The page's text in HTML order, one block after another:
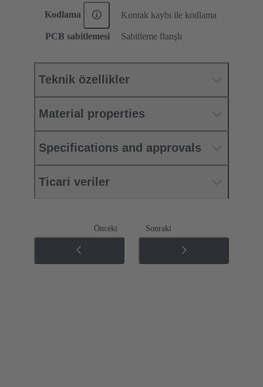
Kodlama Kontak kaybı ile kodlama
PCB sabitlemesi Sabitleme flanşlı
Teknik özellikler
Material properties
Specifications and approvals
Ticari veriler
Önceki Sonraki